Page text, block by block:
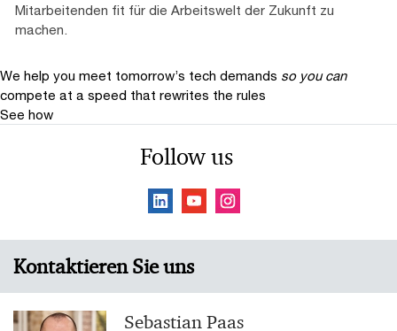
Mitarbeitenden fit für die Arbeitswelt der Zukunft zu
machen.
We help you meet tomorrow’s tech demands so you can
compete at a speed that rewrites the rules
See how
Follow us
Kontaktieren Sie uns
Sebastian Paas